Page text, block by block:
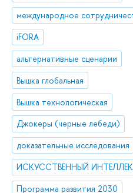
международное
iFORA
альтернативные сценарии
Вышка глобальная
Вышка технологическая
Джокеры (черные лебеди)
доказательные исследования
ИСКУССТВЕННЫЙ
Программа развития 2030